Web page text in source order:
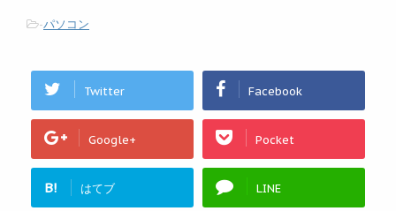
-パソコン
Twitter Facebook
Google+ Pocket
B! はてブ LINE